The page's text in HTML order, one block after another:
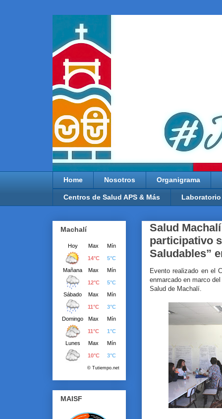
Home Nosotros Organigrama
Centros de Salud APS & Más Laboratorio
Salud
participativo
Saludables”
Evento realizado en el
enmarcado en marco
Salud de Machalí.
Machalí
MAISF